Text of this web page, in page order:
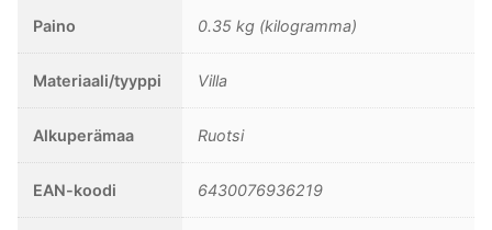
Paino 0.35 kg (kilogramma)
Materiaali/tyyppi Villa
Alkuperämaa Ruotsi
EAN-koodi 6430076936219